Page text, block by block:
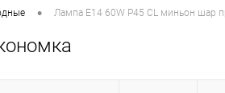
• Лампа E14 60W P45 CL миньон шар